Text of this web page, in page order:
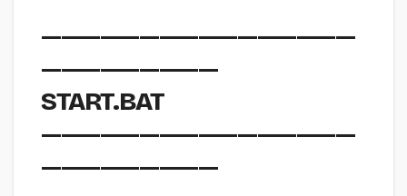
————————————————
—————————
START.BAT
————————————————
—————————